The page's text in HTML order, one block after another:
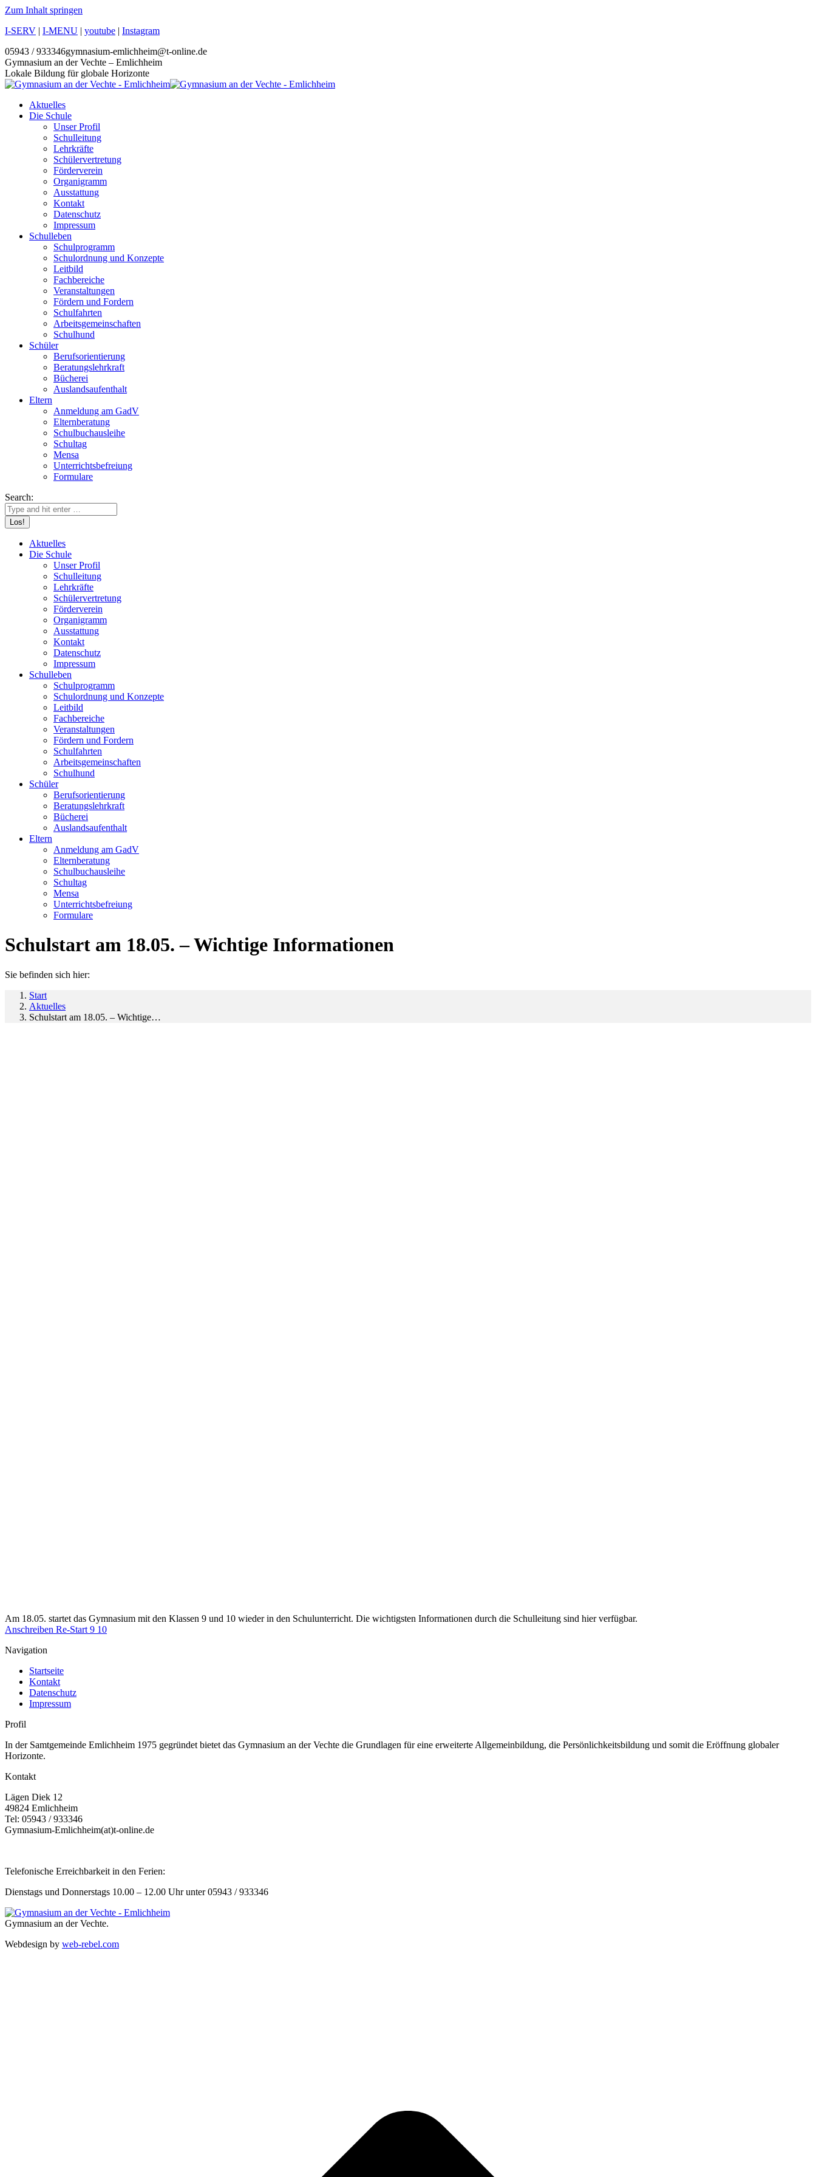
Zum Inhalt springen
I-SERV | I-MENU | youtube | Instagram
05943 / 933346gymnasium-emlichheim@t-online.de
Gymnasium an der Vechte – Emlichheim
Lokale Bildung für globale Horizonte
Aktuelles
Die Schule
Unser Profil
Schulleitung
Lehrkräfte
Schülervertretung
Förderverein
Organigramm
Ausstattung
Kontakt
Datenschutz
Impressum
Schulleben
Schulprogramm
Schulordnung und Konzepte
Leitbild
Fachbereiche
Veranstaltungen
Fördern und Fordern
Schulfahrten
Arbeitsgemeinschaften
Schulhund
Schüler
Berufsorientierung
Beratungslehrkraft
Bücherei
Auslandsaufenthalt
Eltern
Anmeldung am GadV
Elternberatung
Schulbuchausleihe
Schultag
Mensa
Unterrichtsbefreiung
Formulare
Search:
Aktuelles
Die Schule
Unser Profil
Schulleitung
Lehrkräfte
Schülervertretung
Förderverein
Organigramm
Ausstattung
Kontakt
Datenschutz
Impressum
Schulleben
Schulprogramm
Schulordnung und Konzepte
Leitbild
Fachbereiche
Veranstaltungen
Fördern und Fordern
Schulfahrten
Arbeitsgemeinschaften
Schulhund
Schüler
Berufsorientierung
Beratungslehrkraft
Bücherei
Auslandsaufenthalt
Eltern
Anmeldung am GadV
Elternberatung
Schulbuchausleihe
Schultag
Mensa
Unterrichtsbefreiung
Formulare
Schulstart am 18.05. – Wichtige Informationen
Sie befinden sich hier:
Start
Aktuelles
Schulstart am 18.05. – Wichtige…
Am 18.05. startet das Gymnasium mit den Klassen 9 und 10 wieder in den Schulunterricht. Die wichtigsten Informationen durch die Schulleitung sind hier verfügbar.
Anschreiben Re-Start 9 10
Navigation
Startseite
Kontakt
Datenschutz
Impressum
Profil
In der Samtgemeinde Emlichheim 1975 gegründet bietet das Gymnasium an der Vechte die Grundlagen für eine erweiterte Allgemeinbildung, die Persönlichkeitsbildung und somit die Eröffnung globaler
Horizonte.
Kontakt
Lägen Diek 12
49824 Emlichheim
Tel: 05943 / 933346
Gymnasium-Emlichheim(at)t-online.de
Telefonische Erreichbarkeit in den Ferien:
Dienstags und Donnerstags 10.00 – 12.00 Uhr unter 05943 / 933346
Gymnasium an der Vechte.
Webdesign by web-rebel.com